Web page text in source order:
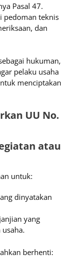
Pasal 47.
pedoman teknis
dan
hukuman,
pelaku usaha
menciptakan
UU No.
atau
untuk:
dinyatakan
yang
berhenti: